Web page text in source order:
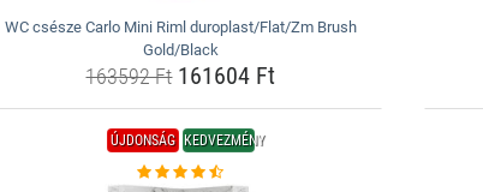
WC csésze Carlo Mini Riml duroplast/Flat/Zm Brush
Gold/Black
163592 Ft161604 Ft
ÚJDONSÁG KEDVEZMÉNY